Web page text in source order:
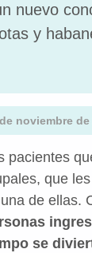
nuevo
y
noviembre de
pacientes
que
de ellas.
se